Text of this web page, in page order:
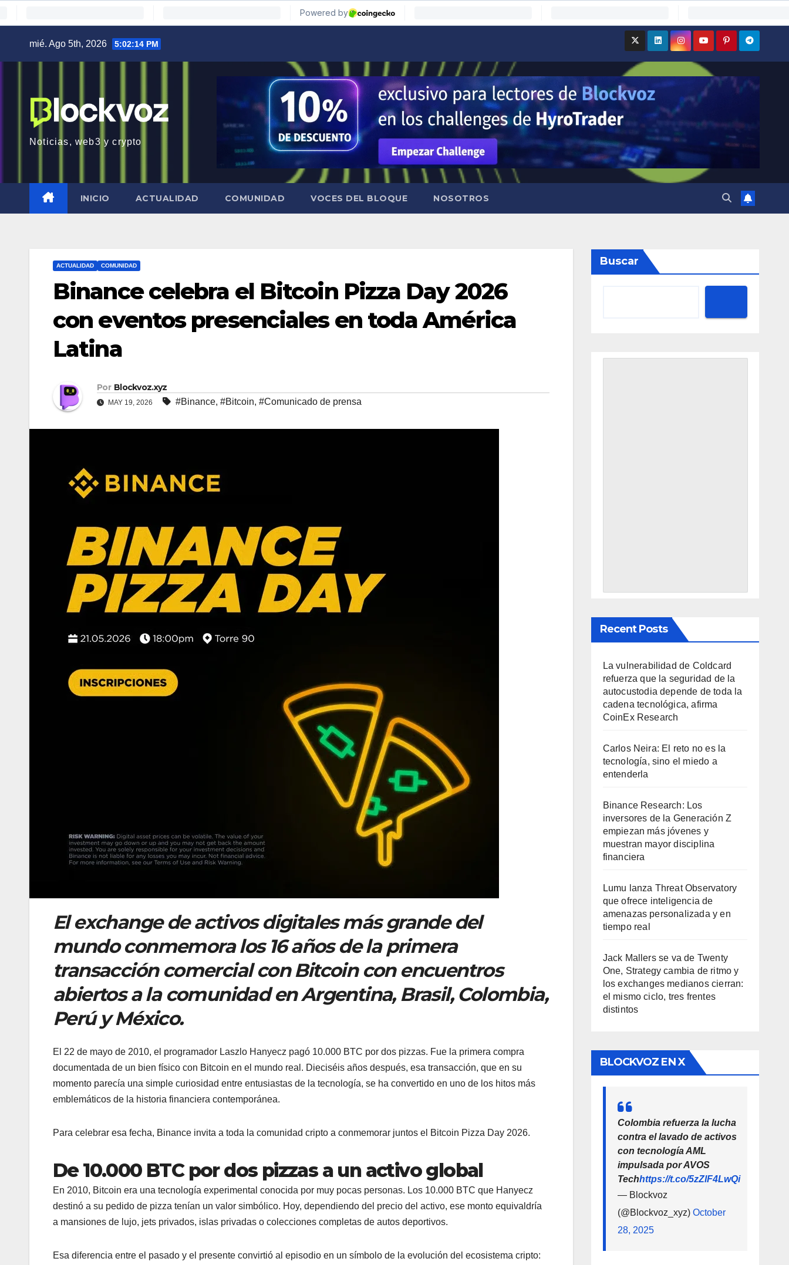
mié. Ago 5th, 2026 5:02:16 PM
Noticias, web3 y crypto
INICIO ACTUALIDAD COMUNIDAD VOCES DEL BLOQUE NOSOTROS
ACTUALIDAD COMUNIDAD
Binance celebra el Bitcoin Pizza Day 2026
con eventos presenciales en toda América
Latina
Por Blockvoz.xyz
MAY 19, 2026 #Binance, #Bitcoin, #Comunicado de prensa
El exchange de activos digitales más grande del
mundo conmemora los 16 años de la primera
transacción comercial con Bitcoin con encuentros
abiertos a la comunidad en Argentina, Brasil, Colombia,
Perú y México.
El 22 de mayo de 2010, el programador Laszlo Hanyecz pagó 10.000 BTC por dos pizzas. Fue la primera compra
documentada de un bien físico con Bitcoin en el mundo real. Dieciséis años después, esa transacción, que en su
momento parecía una simple curiosidad entre entusiastas de la tecnología, se ha convertido en uno de los hitos más
emblemáticos de la historia financiera contemporánea.
Para celebrar esa fecha, Binance invita a toda la comunidad cripto a conmemorar juntos el Bitcoin Pizza Day 2026.
De 10.000 BTC por dos pizzas a un activo global
En 2010, Bitcoin era una tecnología experimental conocida por muy pocas personas. Los 10.000 BTC que Hanyecz
destinó a su pedido de pizza tenían un valor simbólico. Hoy, dependiendo del precio del activo, ese monto equivaldría
a mansiones de lujo, jets privados, islas privadas o colecciones completas de autos deportivos.
Esa diferencia entre el pasado y el presente convirtió al episodio en un símbolo de la evolución del ecosistema cripto:
Buscar
Recent Posts
La vulnerabilidad de Coldcard
refuerza que la seguridad de la
autocustodia depende de toda la
cadena tecnológica, afirma
CoinEx Research
Carlos Neira: El reto no es la
tecnología, sino el miedo a
entenderla
Binance Research: Los
inversores de la Generación Z
empiezan más jóvenes y
muestran mayor disciplina
financiera
Lumu lanza Threat Observatory
que ofrece inteligencia de
amenazas personalizada y en
tiempo real
Jack Mallers se va de Twenty
One, Strategy cambia de ritmo y
los exchanges medianos cierran:
el mismo ciclo, tres frentes
distintos
BLOCKVOZ EN X
Colombia refuerza la lucha
contra el lavado de activos
con tecnología AML
impulsada por AVOS
Techhttps://t.co/5zZlF4LwQi
— Blockvoz
(@Blockvoz_xyz) October
28, 2025